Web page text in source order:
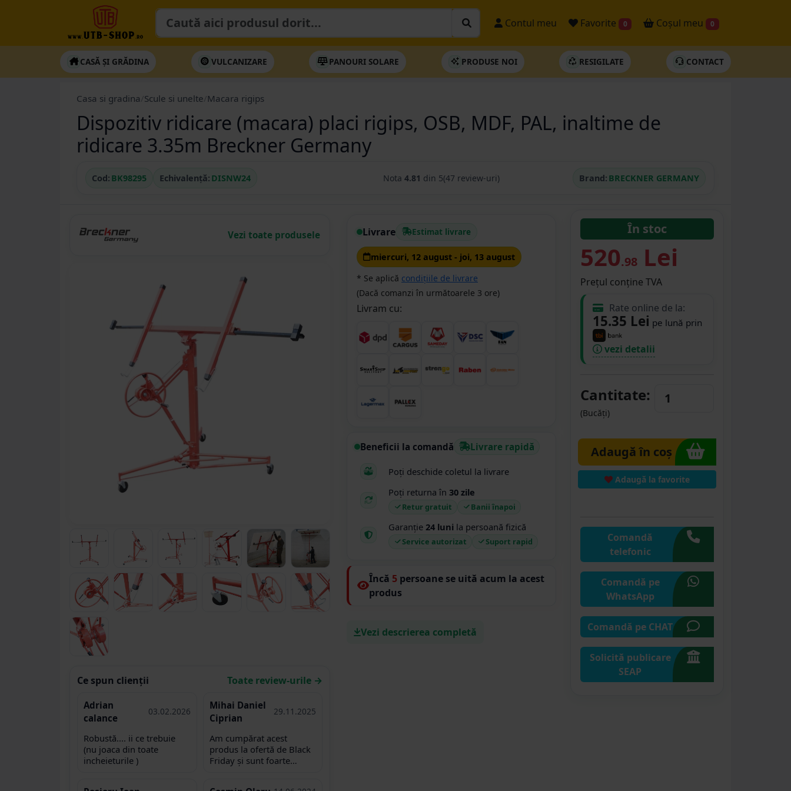
Contul meu Favorite 0 Coșul meu 0
CASĂ ȘI GRĂDINA VULCANIZARE PANOURI SOLARE PRODUSE NOI RESIGILATE CONTACT
Casa si gradina Scule si unelte Macara rigips
Dispozitiv ridicare (macara) placi rigips, OSB, MDF, PAL, inaltime de
ridicare 3.35m Breckner Germany
Cod: BK98295 Echivalență: DISNW24 Nota 4.81 din 5(47 review-uri) Brand: BRECKNER GERMANY
Vezi toate produsele
Ce spun clienții Toate review-urile →
Adrian
calance
03.02.2026
Robustă.... ii ce trebuie
(nu joaca din toate
incheieturile )
Mihai Daniel
Ciprian
29.11.2025
Am cumpărat acest
produs la ofertă de Black
Friday și sunt foarte
Livrare Estimat livrare
miercuri, 12 august - joi, 13 august
* Se aplică condițiile de livrare
(Dacă comanzi în următoarele 3 ore)
Livram cu:
Beneficii la comandă Livrare rapidă
Poți deschide coletul la livrare
Poți returna în 30 zile
Retur gratuit Banii înapoi
Garanție 24 luni la persoană fizică
Service autorizat Suport rapid
Încă 5 persoane se uită acum la acest
produs
Vezi descrierea completă
În stoc
520.98 Lei
Prețul conține TVA
Rate online de la:
15.35 Lei pe lună prin
vezi detalii
Cantitate:
(Bucăți)
Adaugă în coș
Adaugă la favorite
Comandă
telefonic
Comandă pe
WhatsApp
Comandă pe CHAT
Solicită publicare
SEAP